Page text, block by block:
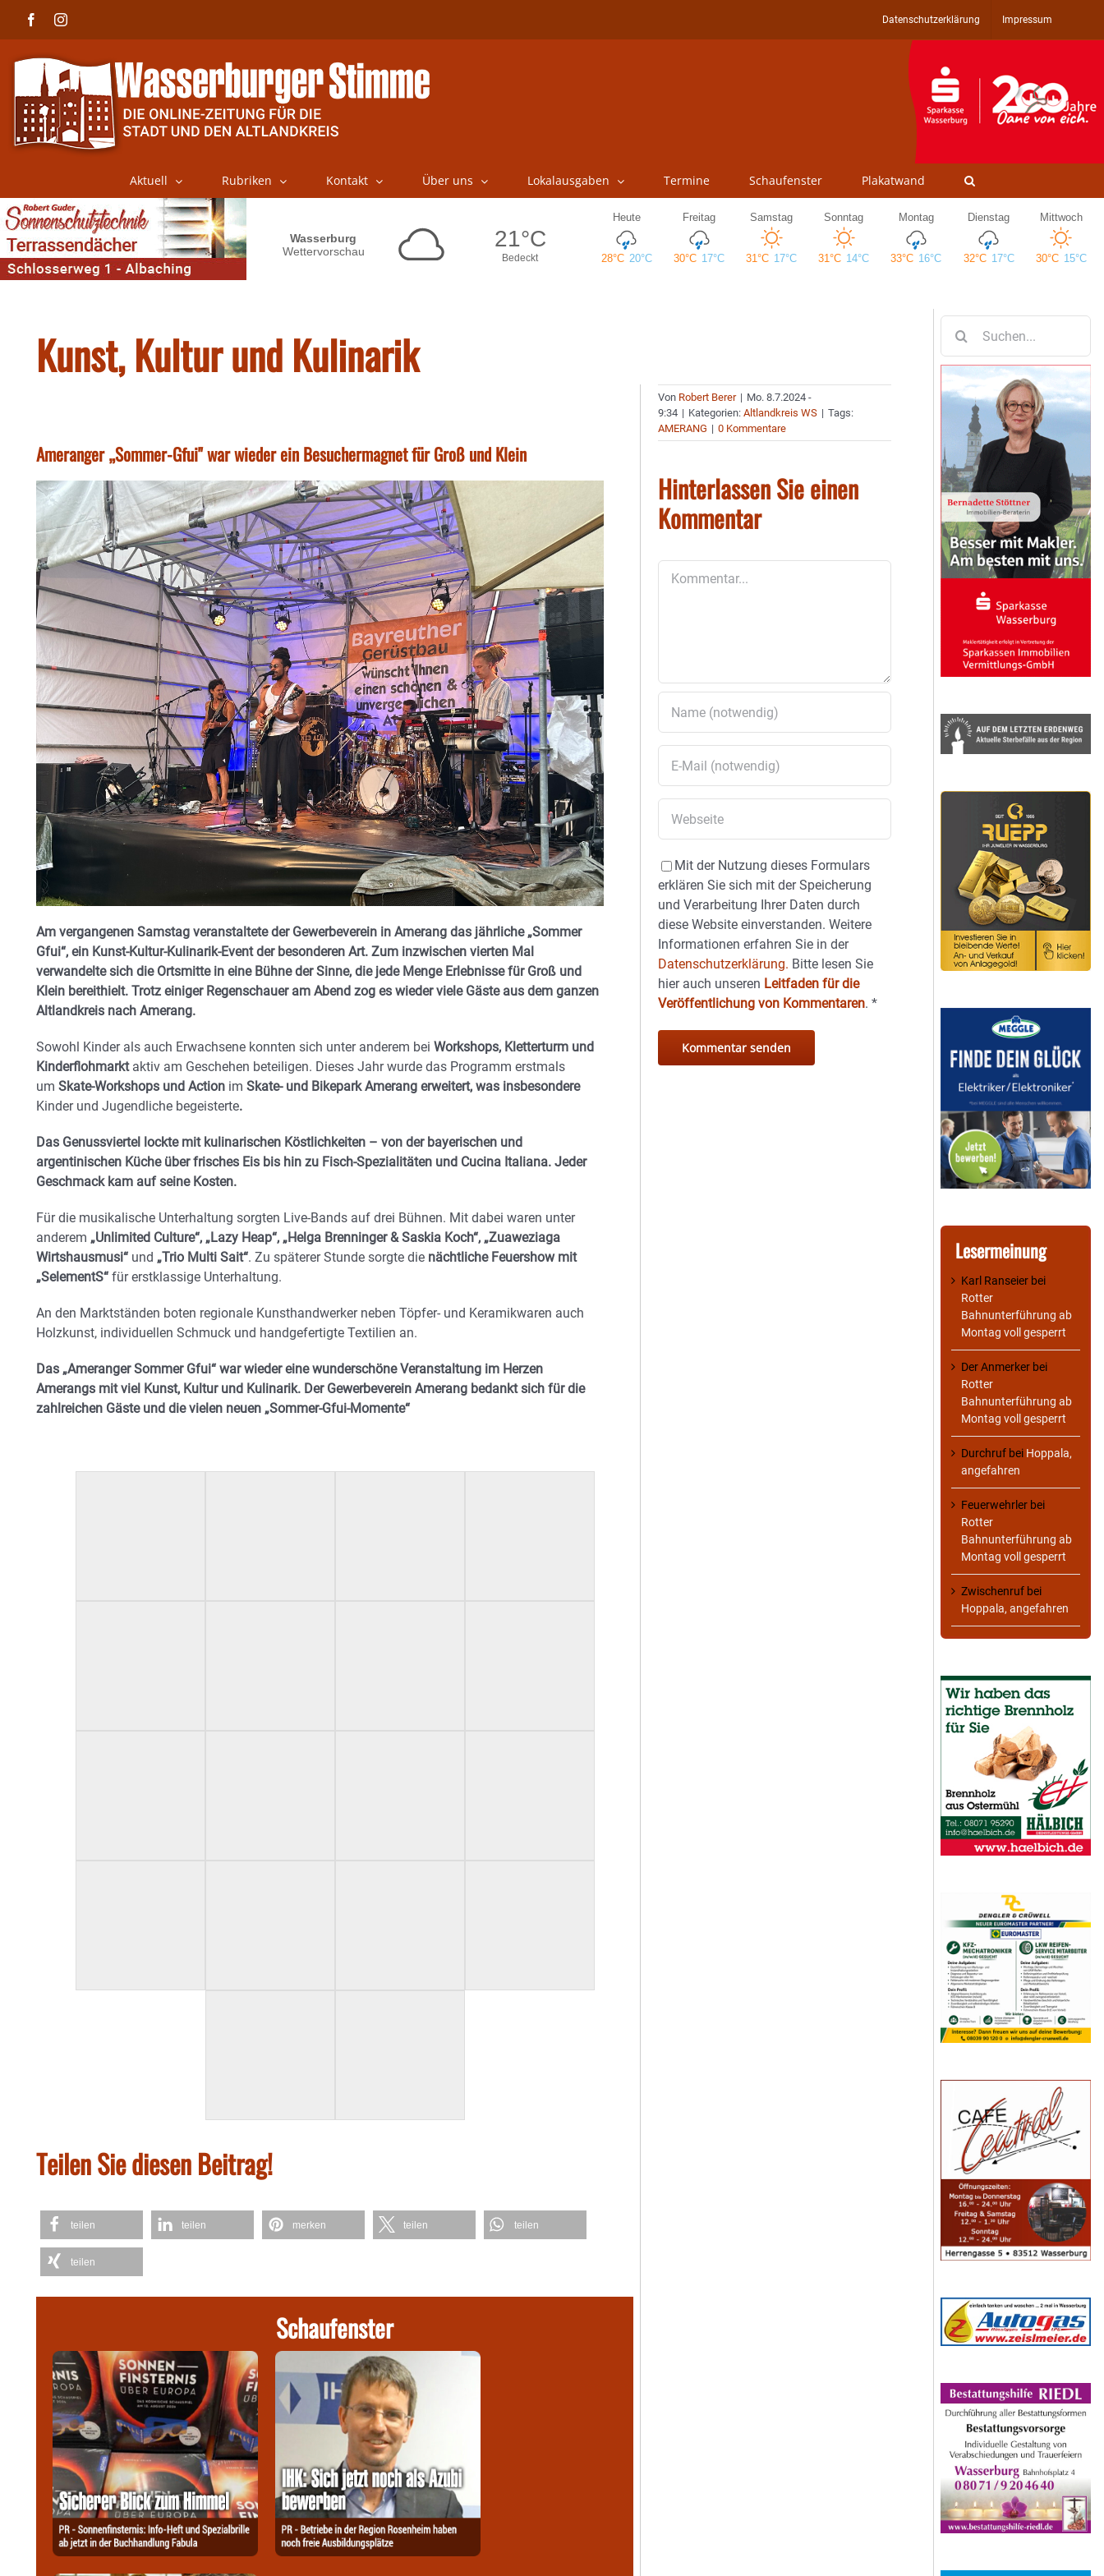
FacebookInstagram Datenschutzerklärung Impressum
Aktuell Rubriken Kontakt Über uns Lokalausgaben Termine Schaufenster Plakatwand
Kunst, Kultur und Kulinarik
Ameranger „Sommer-Gfui" war wieder ein Besuchermagnet für Groß und Klein
Am vergangenen Samstag veranstaltete der Gewerbeverein in Amerang das jährliche „Sommer
Gfui“, ein Kunst-Kultur-Kulinarik-Event der besonderen Art. Zum inzwischen vierten Mal
verwandelte sich die Ortsmitte in eine Bühne der Sinne, die jede Menge Erlebnisse für Groß und
Klein bereithielt. Trotz einiger Regenschauer am Abend zog es wieder viele Gäste aus dem ganzen
Altlandkreis nach Amerang.
Sowohl Kinder als auch Erwachsene konnten sich unter anderem bei Workshops, Kletterturm und
Kinderflohmarktaktiv am Geschehen beteiligen. Dieses Jahr wurde das Programm erstmals
um Skate-Workshops und Action im Skate- und Bikepark Amerang erweitert, was insbesondere
Kinder und Jugendliche begeisterte.
Das Genussviertel lockte mit kulinarischen Köstlichkeiten – von der bayerischen und
argentinischen Küche über frisches Eis bis hin zu Fisch-Spezialitäten und Cucina Italiana. Jeder
Geschmack kam auf seine Kosten.
Für die musikalische Unterhaltung sorgten Live-Bands auf drei Bühnen. Mit dabei waren unter
anderem „Unlimited Culture“, „Lazy Heap“, „Helga Brenninger & Saskia Koch“, „Zuaweziaga
Wirtshausmusi“ und „Trio Multi Sait“. Zu späterer Stunde sorgte die nächtliche Feuershow mit
„SelementS“ für erstklassige Unterhaltung.
An den Marktständen boten regionale Kunsthandwerker neben Töpfer- und Keramikwaren auch
Holzkunst, individuellen Schmuck und handgefertigte Textilien an.
Das „Ameranger Sommer Gfui“ war wieder eine wunderschöne Veranstaltung im Herzen
Amerangs mit viel Kunst, Kultur und Kulinarik. Der Gewerbeverein Amerang bedankt sich für die
zahlreichen Gäste und die vielen neuen „Sommer-Gfui-Momente“
Teilen Sie diesen Beitrag!
teilen teilen merken teilen teilen
teilen
Schaufenster
Von Robert Berer | Mo. 8.7.2024 -
9:34 | Kategorien:Altlandkreis WS | Tags:
AMERANG | 0 Kommentare
Hinterlassen Sie einen
Kommentar
Mit der Nutzung dieses Formulars
erklären Sie sich mit der Speicherung
und Verarbeitung Ihrer Daten durch
diese Website einverstanden. Weitere
Informationen erfahren Sie in der
Datenschutzerklärung. Bitte lesen Sie
hier auch unseren Leitfaden für die
Veröffentlichung von Kommentaren.*
nach:
Lesermeinung
Karl Ranseier bei
Rotter
Bahnunterführung ab
Montag voll gesperrt
Der Anmerker bei
Rotter
Bahnunterführung ab
Montag voll gesperrt
Durchruf bei Hoppala,
angefahren
Feuerwehrler bei
Rotter
Bahnunterführung ab
Montag voll gesperrt
Zwischenruf bei
Hoppala, angefahren